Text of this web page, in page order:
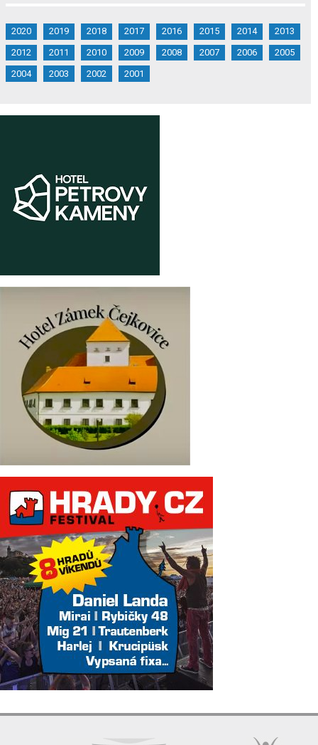
2020 2019 2018 2017 2016 2015 2014
2013
2012
2011 2010 2009 2008 2007 2006
2005
2004
2003 2002 2001